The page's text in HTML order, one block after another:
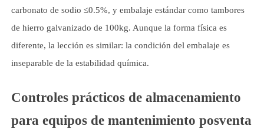
carbonato de sodio ≤0.5%, y embalaje estándar como tambores
de hierro galvanizado de 100kg. Aunque la forma física es
diferente, la lección es similar: la condición del embalaje es
inseparable de la estabilidad química.
Controles prácticos de almacenamiento
para equipos de mantenimiento posventa